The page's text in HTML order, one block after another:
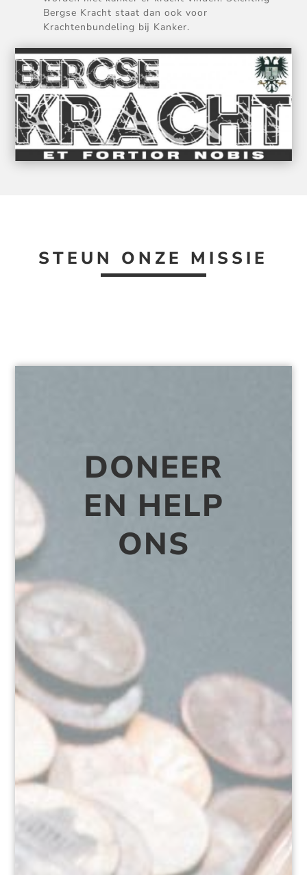
Bergse Kracht staat dan ook voor
Krachtenbundeling bij Kanker.
STEUN ONZE MISSIE
DONEER
EN HELP
ONS